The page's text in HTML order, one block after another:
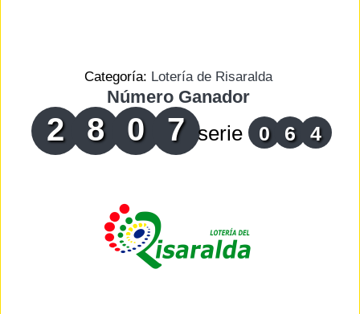
Categoría: Lotería de Risaralda
Número Ganador
2 8 0 7 serie 0 6 4